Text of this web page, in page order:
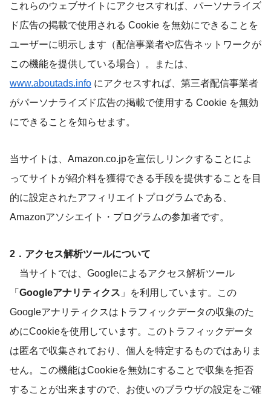
これらのウェブサイトにアクセスすれば、パーソナライズ
ド広告の掲載で使用される Cookie を無効にできることを
ユーザーに明示します（配信事業者や広告ネットワークが
この機能を提供している場合）。または、
www.aboutads.info にアクセスすれば、第三者配信事業者
がパーソナライズド広告の掲載で使用する Cookie を無効
にできることを知らせます。
当サイトは、Amazon.co.jpを宣伝しリンクすることによ
ってサイトが紹介料を獲得できる手段を提供することを目
的に設定されたアフィリエイトプログラムである、
Amazonアソシエイト・プログラムの参加者です。
2．アクセス解析ツールについて
当サイトでは、Googleによるアクセス解析ツール
「 Googleアナリティクス 」を利用しています。この
Googleアナリティクスはトラフィックデータの収集のた
めにCookieを使用しています。このトラフィックデータ
は匿名で収集されており、個人を特定するものではありま
せん。この機能はCookieを無効にすることで収集を拒否
することが出来ますので、お使いのブラウザの設定をご確